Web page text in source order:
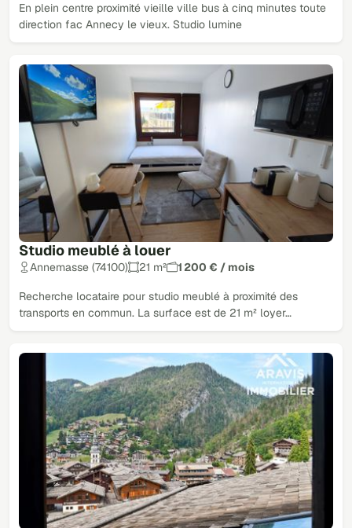
En plein centre proximité vieille ville bus à cinq minutes toute
direction fac Annecy le vieux. Studio lumine
Studio meublé à louer
Annemasse (74100) 21 m² 1 200 € / mois
Recherche locataire pour studio meublé à proximité des
transports en commun. La surface est de 21 m² loyer…